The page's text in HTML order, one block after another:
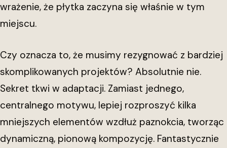
wrażenie, że płytka zaczyna się właśnie w tym
miejscu.
Czy oznacza to, że musimy rezygnować z bardziej
skomplikowanych projektów? Absolutnie nie.
Sekret tkwi w adaptacji. Zamiast jednego,
centralnego motywu, lepiej rozproszyć kilka
mniejszych elementów wzdłuż paznokcia, tworząc
dynamiczną, pionową kompozycję. Fantastycznie